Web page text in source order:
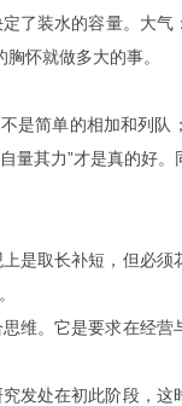
了装水的容量。大
怀就做多大的事。
是简单的相加和列队
量其力”才是真的好
是取长补短，但必须
。它是要求在经营
发处在初此阶段，这